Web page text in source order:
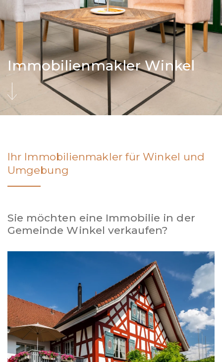
Immobilienmakler Winkel
Ihr Immobilienmakler für Winkel und
Umgebung
Sie möchten eine Immobilie in der
Gemeinde Winkel verkaufen?